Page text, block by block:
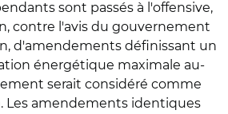
sont passés à l'offensive,
contre l'avis du gouvernement
d'amendements définissant un
énergétique maximale au-
serait considéré comme
Les amendements identiques